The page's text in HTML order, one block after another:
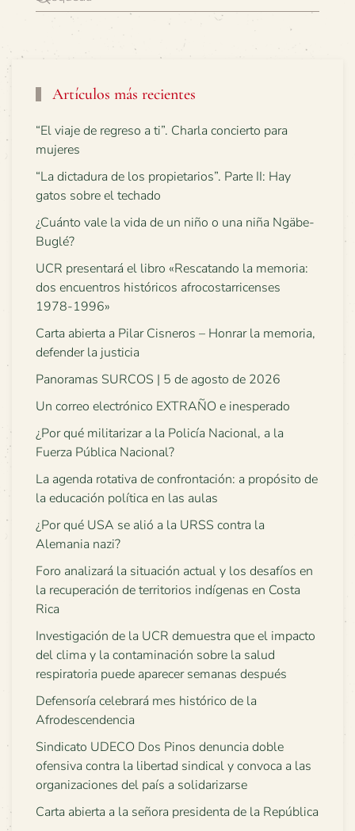
Artículos más recientes
“El viaje de regreso a ti”. Charla concierto para
mujeres
“La dictadura de los propietarios”. Parte II: Hay
gatos sobre el techado
¿Cuánto vale la vida de un niño o una niña Ngäbe-
Buglé?
UCR presentará el libro «Rescatando la memoria:
dos encuentros históricos afrocostarricenses
1978-1996»
Carta abierta a Pilar Cisneros – Honrar la memoria,
defender la justicia
Panoramas SURCOS | 5 de agosto de 2026
Un correo electrónico EXTRAÑO e inesperado
¿Por qué militarizar a la Policía Nacional, a la
Fuerza Pública Nacional?
La agenda rotativa de confrontación: a propósito de
la educación política en las aulas
¿Por qué USA se alió a la URSS contra la
Alemania nazi?
Foro analizará la situación actual y los desafíos en
la recuperación de territorios indígenas en Costa
Rica
Investigación de la UCR demuestra que el impacto
del clima y la contaminación sobre la salud
respiratoria puede aparecer semanas después
Defensoría celebrará mes histórico de la
Afrodescendencia
Sindicato UDECO Dos Pinos denuncia doble
ofensiva contra la libertad sindical y convoca a las
organizaciones del país a solidarizarse
Carta abierta a la señora presidenta de la República